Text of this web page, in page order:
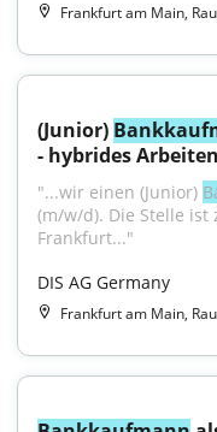
Frankfurt am Main,
(Junior)
- hybrides
"...wir einen (Junior)
(m/w/d). Die Stelle
Frankfurt..."
DIS AG Germany
Frankfurt am Main,